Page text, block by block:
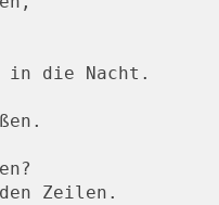
in die Nacht.
Zeilen.